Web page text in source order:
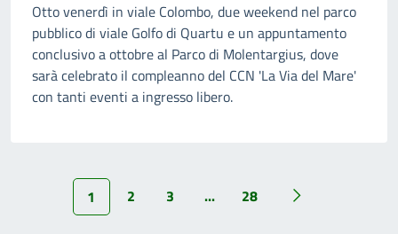
Otto venerdì in viale Colombo, due weekend nel parco
pubblico di viale Golfo di Quartu e un appuntamento
conclusivo a ottobre al Parco di Molentargius, dove
sarà celebrato il compleanno del CCN 'La Via del Mare'
con tanti eventi a ingresso libero.
1 2 3 ... 28